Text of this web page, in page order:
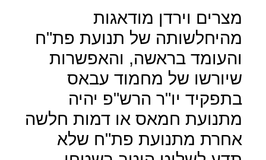
מצרים וירדן מודאגות
מהיחלשותה של תנועת פת"ח
והעומד בראשה, והאפשרות
שיורשו של מחמוד עבאס
בתפקיד יו"ר הרש"פ יהיה
מתנועת חמאס או דמות חלשה
אחרת מתנועת פת"ח שלא